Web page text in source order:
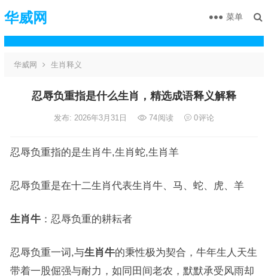
华威网 菜单
华威网 生肖释义
忍辱负重指是什么生肖，精选成语释义解释
发布: 2026年3月31日 74阅读 0评论
忍辱负重指的是生肖牛,生肖蛇,生肖羊
忍辱负重是在十二生肖代表生肖牛、马、蛇、虎、羊
生肖牛：忍辱负重的耕耘者
忍辱负重一词,与生肖牛的秉性极为契合，牛年生人天生
带着一股倔强与耐力，如同田间老农，默默承受风雨却